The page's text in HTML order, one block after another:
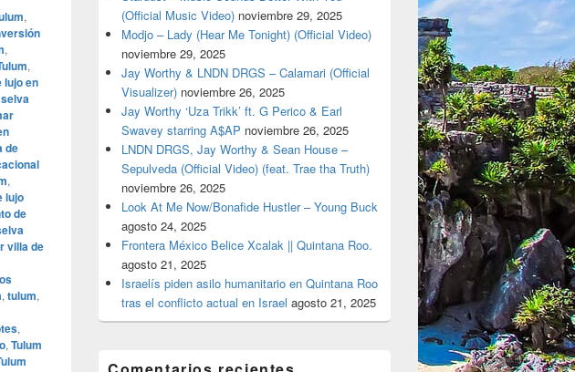
,
,
,
lujo en
de
,
lujo
de
villa de
, tulum,
,
, Tulum
(Official Music Video) noviembre 29, 2025
Modjo – Lady (Hear Me Tonight) (Official Video)
noviembre 29, 2025
Jay Worthy & LNDN DRGS – Calamari (Official
Visualizer) noviembre 26, 2025
Jay Worthy ‘Uza Trikk’ ft. G Perico & Earl
Swavey starring A$AP noviembre 26, 2025
LNDN DRGS, Jay Worthy & Sean House –
Sepulveda (Official Video) (feat. Trae tha Truth)
noviembre 26, 2025
Look At Me Now/Bonafide Hustler – Young Buck
agosto 24, 2025
Frontera México Belice Xcalak || Quintana Roo.
agosto 21, 2025
Israelís piden asilo humanitario en Quintana Roo
tras el conflicto actual en Israel agosto 21, 2025